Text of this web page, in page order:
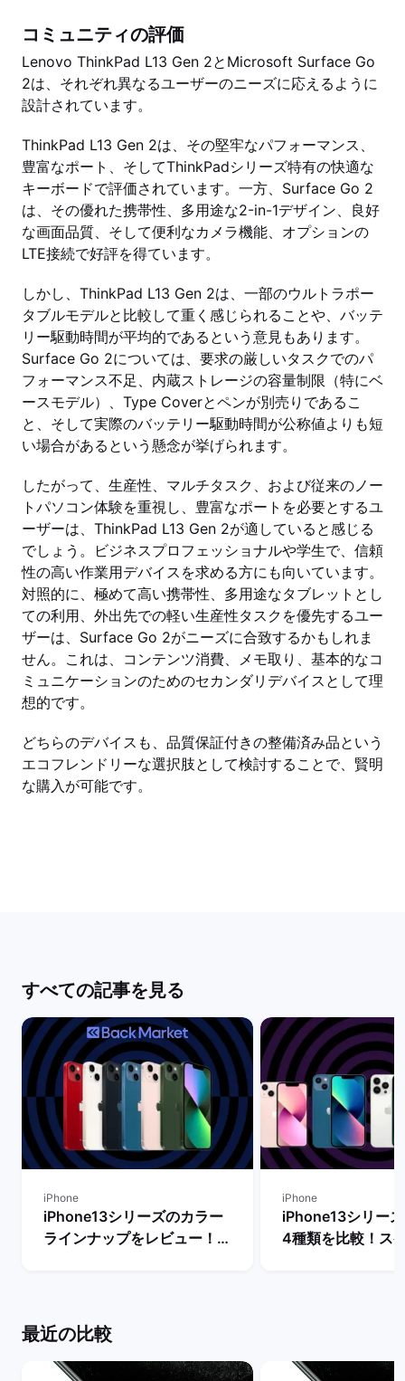
コミュニティの評価
Lenovo ThinkPad L13 Gen 2とMicrosoft Surface Go
2は、それぞれ異なるユーザーのニーズに応えるように
設計されています。
ThinkPad L13 Gen 2は、その堅牢なパフォーマンス、
豊富なポート、そしてThinkPadシリーズ特有の快適な
キーボードで評価されています。一方、Surface Go 2
は、その優れた携帯性、多用途な2-in-1デザイン、良好
な画面品質、そして便利なカメラ機能、オプションの
LTE接続で好評を得ています。
しかし、ThinkPad L13 Gen 2は、一部のウルトラポー
タブルモデルと比較して重く感じられることや、バッテ
リー駆動時間が平均的であるという意見もあります。
Surface Go 2については、要求の厳しいタスクでのパ
フォーマンス不足、内蔵ストレージの容量制限（特にベ
ースモデル）、Type Coverとペンが別売りであるこ
と、そして実際のバッテリー駆動時間が公称値よりも短
い場合があるという懸念が挙げられます。
したがって、生産性、マルチタスク、および従来のノー
トパソコン体験を重視し、豊富なポートを必要とするユ
ーザーは、ThinkPad L13 Gen 2が適していると感じる
でしょう。ビジネスプロフェッショナルや学生で、信頼
性の高い作業用デバイスを求める方にも向いています。
対照的に、極めて高い携帯性、多用途なタブレットとし
ての利用、外出先での軽い生産性タスクを優先するユー
ザーは、Surface Go 2がニーズに合致するかもしれま
せん。これは、コンテンツ消費、メモ取り、基本的なコ
ミュニケーションのためのセカンダリデバイスとして理
想的です。
どちらのデバイスも、品質保証付きの整備済み品という
エコフレンドリーな選択肢として検討することで、賢明
な購入が可能です。
すべての記事を見る
iPhone
iPhone13シリーズのカラー
ラインナップをレビュー！
iPhone
iPhone13シリー
4種類を比較！ス
最近の比較